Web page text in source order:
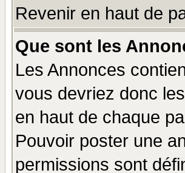
Revenir en haut de
Que sont les
Les Annonces
vous devriez donc
en haut de chaque
Pouvoir poster une
permissions sont